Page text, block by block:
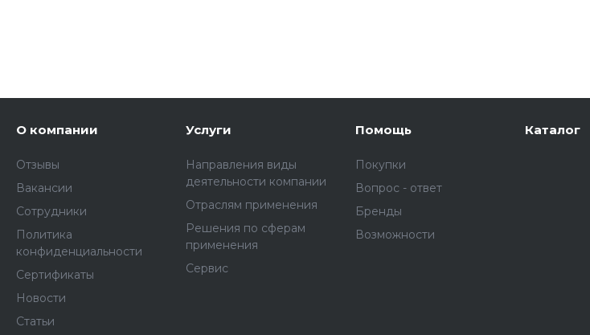
О компании
Отзывы
Вакансии
Сотрудники
Политика
конфиденциальности
Сертификаты
Новости
Статьи
Услуги
Направления виды
деятельности компании
Отраслям применения
Решения по сферам
применения
Сервис
Помощь
Покупки
Вопрос - ответ
Бренды
Возможности
Каталог